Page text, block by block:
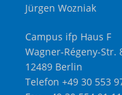
Jürgen Wozniak
Campus ifp Haus F
Wagner-Régeny-Str.
12489 Berlin
Telefon +49 30 553